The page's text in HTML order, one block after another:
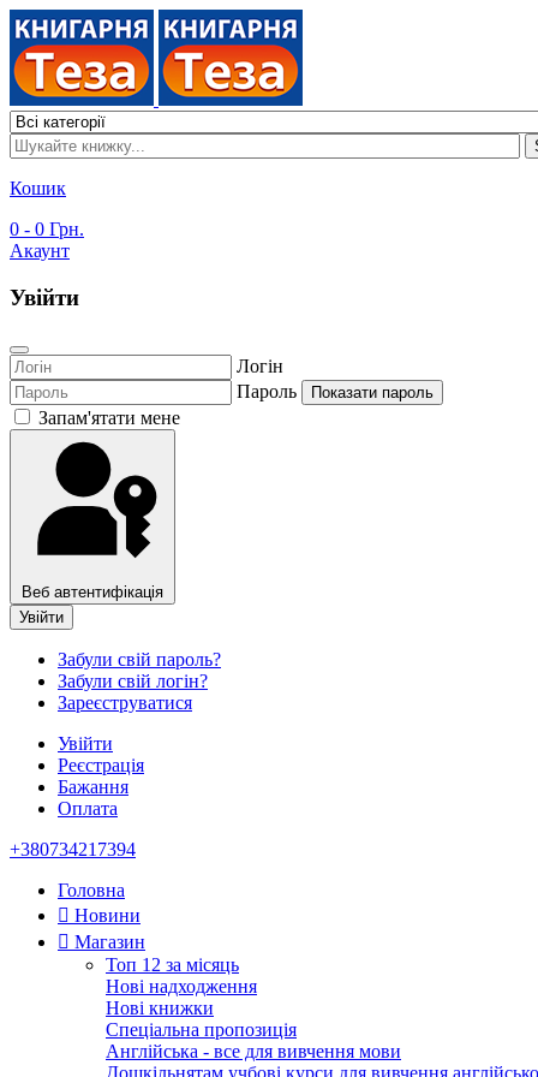
Кошик
0 - 0 Грн.
Акаунт
Увійти
Логін
Пароль
Показати пароль
Запам'ятати мене
Веб автентифікація
Увійти
Забули свій пароль?
Забули свій логін?
Зареєструватися
Увійти
Реєстрація
Бажання
Оплата
+380734217394
Головна
Новини
Магазин
Топ 12 за місяць
Нові надходження
Нові книжки
Спеціальна пропозиція
Англійська - все для вивчення мови